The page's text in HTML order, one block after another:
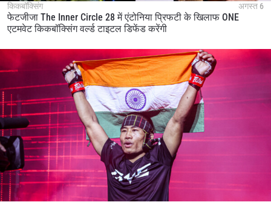
किकबॉक्सिंग अगस्त 6
फेटजीजा The Inner Circle 28 में एंटोनिया प्रिफटी के खिलाफ ONE
एटमवेट किकबॉक्सिंग वर्ल्ड टाइटल डिफेंड करेंगी